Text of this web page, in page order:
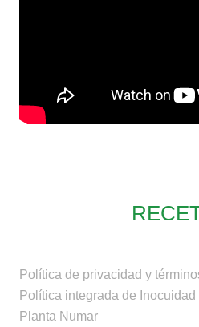
Política de privacidad y
Política integrada de Inocuidad
Planta Numar